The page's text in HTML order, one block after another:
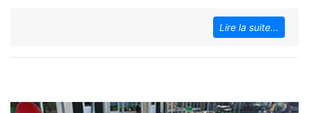
Lire la suite...